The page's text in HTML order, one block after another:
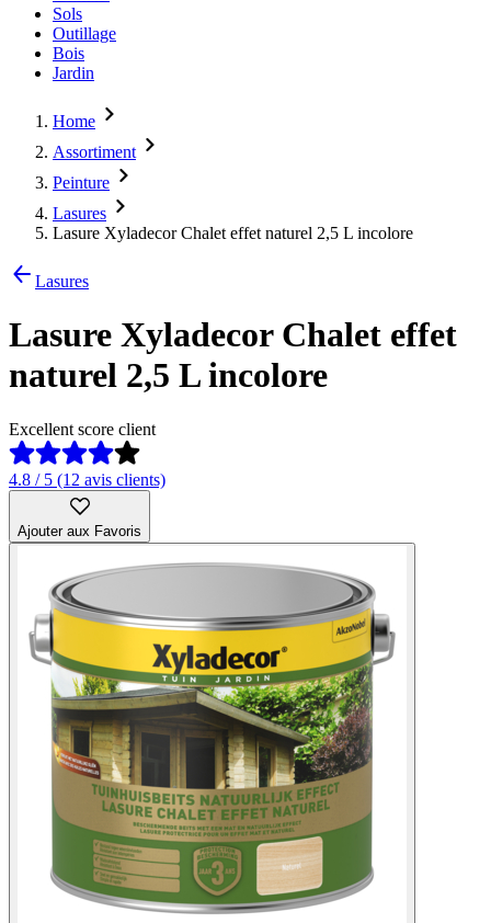
Sols
Outillage
Bois
Jardin
Home
Assortiment
Peinture
Lasures
Lasure Xyladecor Chalet effet naturel 2,5 L incolore
Lasures
Lasure Xyladecor Chalet effet
naturel 2,5 L incolore
Excellent score client
4.8 / 5 (12 avis clients)
Ajouter aux Favoris